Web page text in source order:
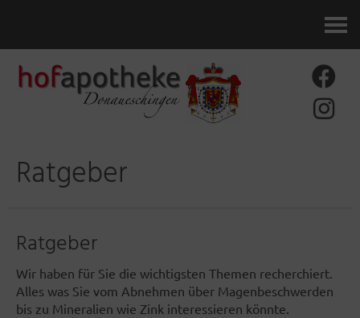
Ratgeber
Ratgeber
Wir haben für Sie die wichtigsten Themen recherchiert.
Alles was Sie vom Abnehmen über Magenbeschwerden
bis zu Mineralien wie Zink interessieren könnte.